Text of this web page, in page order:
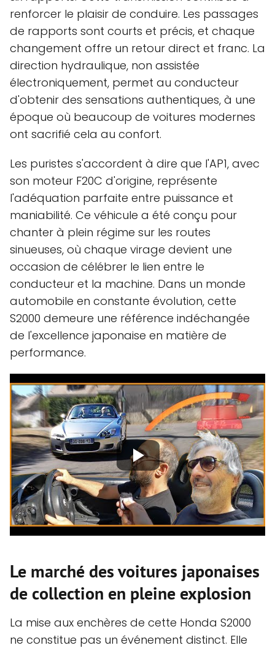
renforcer le plaisir de conduire. Les passages
de rapports sont courts et précis, et chaque
changement offre un retour direct et franc. La
direction hydraulique, non assistée
électroniquement, permet au conducteur
d'obtenir des sensations authentiques, à une
époque où beaucoup de voitures modernes
ont sacrifié cela au confort.
Les puristes s'accordent à dire que l'AP1, avec
son moteur F20C d'origine, représente
l'adéquation parfaite entre puissance et
maniabilité. Ce véhicule a été conçu pour
chanter à plein régime sur les routes
sinueuses, où chaque virage devient une
occasion de célébrer le lien entre le
conducteur et la machine. Dans un monde
automobile en constante évolution, cette
S2000 demeure une référence indéchangée
de l'excellence japonaise en matière de
performance.
Le marché des voitures japonaises
de collection en pleine explosion
La mise aux enchères de cette Honda S2000
ne constitue pas un événement distinct. Elle